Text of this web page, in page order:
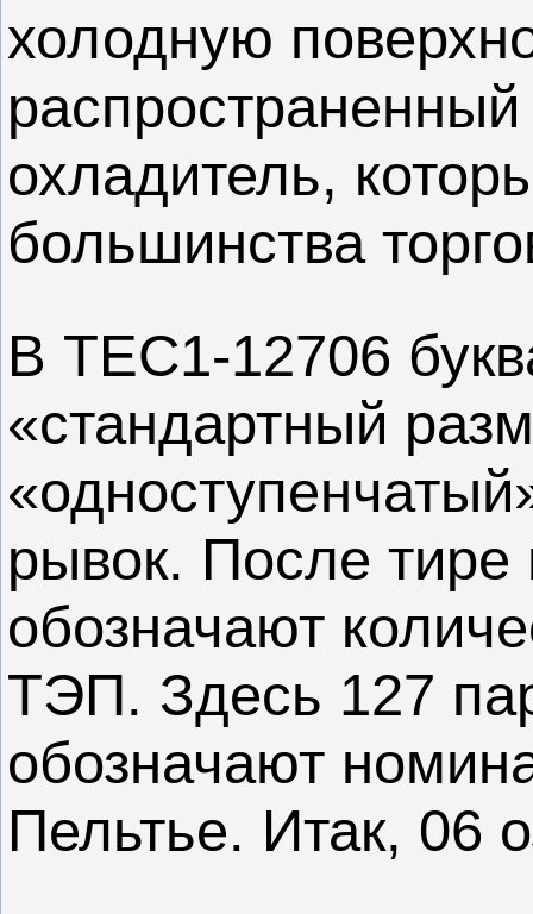
холодную
охладитель,
большинства
В TEC1-12706
«стандартный
рывок. После
обозначают
ТЭП. Здесь 127
обозначают
Пельтье. Итак, 06